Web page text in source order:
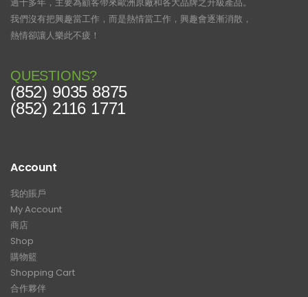
我們沒有把興趣當工作，而是熱情當工作，興趣會逐漸消散，
熱情卻讓人樂此不疲！
QUESTIONS?
(852) 9035 8875
(852) 2116 1771
Account
我的賬戶
My Account
商店
Shop
購物籃
Shopping Cart
合作夥伴